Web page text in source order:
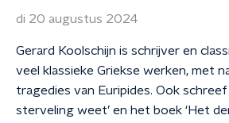
di 20 augustus 2024
Gerard Koolschijn is schrijver en
veel klassieke Griekse werken, met
tragedies van Euripides. Ook schreef
sterveling weet’ en het boek ‘Het